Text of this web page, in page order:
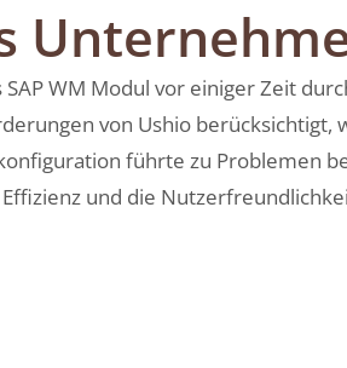
SAP WM Modul vor einiger Zeit
von Ushio
führte zu Problemen
und die